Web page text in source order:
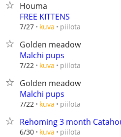
Houma
FREE KITTENS
7/27 kuva piilota
Golden meadow
Malchi pups
7/22 kuva piilota
Golden meadow
Malchi pups
7/22 kuva piilota
Rehoming 3 month
6/30 kuva piilota